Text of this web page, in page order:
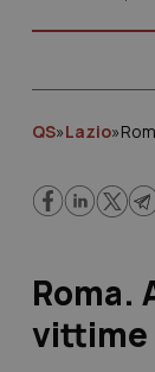
QS»Lazio»
Roma.
vittime